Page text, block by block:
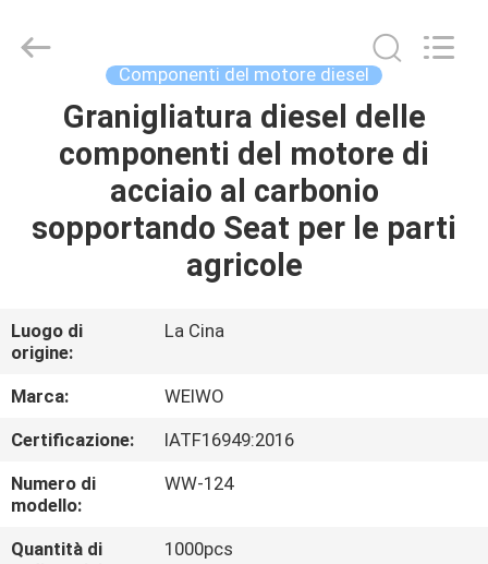
CASA
PRODOTTI
CIRCA
GIRO
DELLA
FABBRICA
CONTROLLO
DI
Electromechanical
Tech
Componenti del motore diesel
Granigliatura diesel delle
componenti del motore di
acciaio al carbonio
sopportando Seat per le parti
agricole
Luogo di
origine:
La Cina
Marca:
WEIWO
Certificazione:
IATF16949:2016
Numero di
modello:
WW-124
Quantità di
1000pcs